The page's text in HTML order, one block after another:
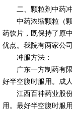
二、颗粒剂中药冲
中药浓缩颗粒（颗
药饮片，既保持了原
优点。我院有两家公
冲服方法：
广东一方制药有限
好半空腹时服用。成
江西百神药业股份
用。最好半空腹时服